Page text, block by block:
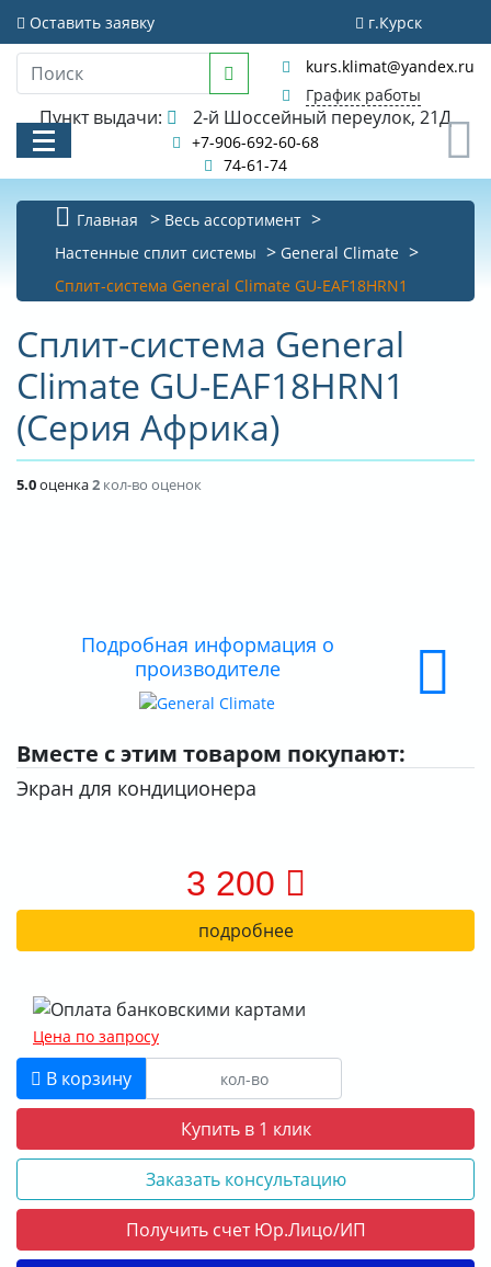
Оставить заявку г.Курск
kurs.klimat@yandex.ru
График работы
Пункт выдачи: 2-й Шоссейный переулок, 21Д
+7-906-692-60-68
74-61-74
КАТАЛОГ
АКЦИИ И РАСПРОДАЖИ
УСЛУГИ
БИБЛИОТЕКА
НОВОСТИ
Главная
Весь ассортимент
Настенные сплит системы
General Climate
Cплит-система General Climate GU-EAF18HRN1
Cплит-система General
Climate GU-EAF18HRN1
(Серия Африка)
5.0оценка2 кол-во оценок
Подробная информация о
производителе
Вместе с этим товаром покупают:
Экран для кондиционера
3 200
подробнее
Цена по запросу
В корзину
Купить в 1 клик
Заказать консультацию
Получить счет Юр.Лицо/ИП